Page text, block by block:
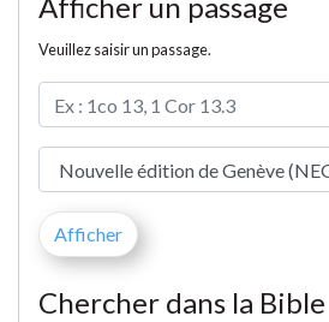
Veuillez saisir un passage.
Chercher dans la Bible